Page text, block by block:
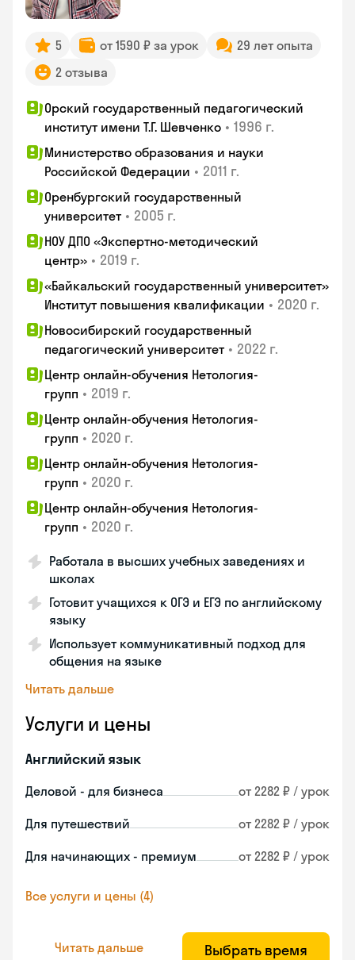
5 от 1590 ₽ за урок
29 лет опыта
2 отзыва
Орский государственный педагогический
институт имени Т.Г. Шевченко • 1996 г.
Министерство образования и науки
Российской Федерации • 2011 г.
Оренбургский государственный
университет • 2005 г.
НОУ ДПО «Экспертно-методический
центр» • 2019 г.
«Байкальский государственный университет»
Институт повышения квалификации • 2020 г.
Новосибирский государственный
педагогический университет • 2022 г.
Центр онлайн-обучения Нетология-
групп • 2019 г.
Центр онлайн-обучения Нетология-
групп • 2020 г.
Центр онлайн-обучения Нетология-
групп • 2020 г.
Центр онлайн-обучения Нетология-
групп • 2020 г.
Работала в высших учебных заведениях и
школах
Готовит учащихся к ОГЭ и ЕГЭ по английскому
языку
Использует коммуникативный подход для
общения на языке
Читать дальше
Услуги и цены
Английский язык
Деловой - для бизнеса от 2282 ₽ / урок
Для путешествий от 2282 ₽ / урок
Для начинающих - премиум от 2282 ₽ / урок
Все услуги и цены (4)
Читать дальше Выбрать время